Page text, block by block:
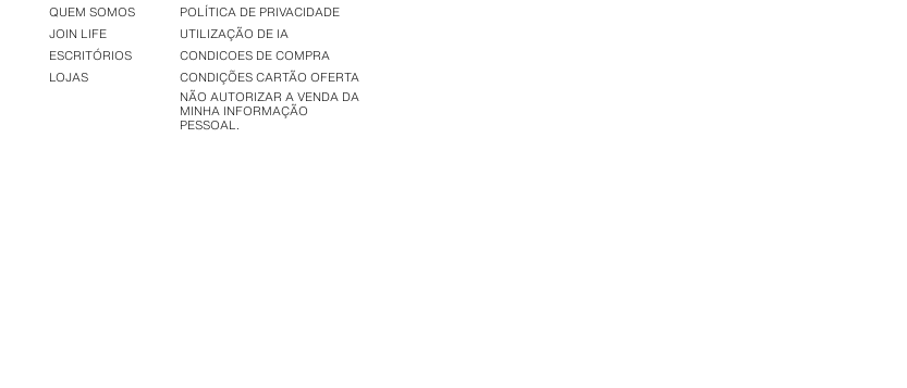
QUEM SOMOS
JOIN LIFE
ESCRITÓRIOS
LOJAS
POLÍTICA DE PRIVACIDADE
UTILIZAÇÃO DE IA
CONDICOES DE COMPRA
CONDIÇÕES CARTÃO OFERTA
NÃO AUTORIZAR A VENDA DA
MINHA INFORMAÇÃO
PESSOAL.